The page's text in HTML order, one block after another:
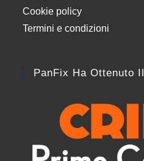
Cookie policy
Termini e condizioni
PanFix Ha Ottenuto Il